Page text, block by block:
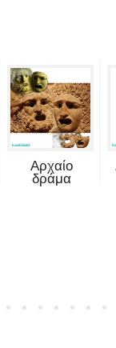
Αρχαίο
δράμα